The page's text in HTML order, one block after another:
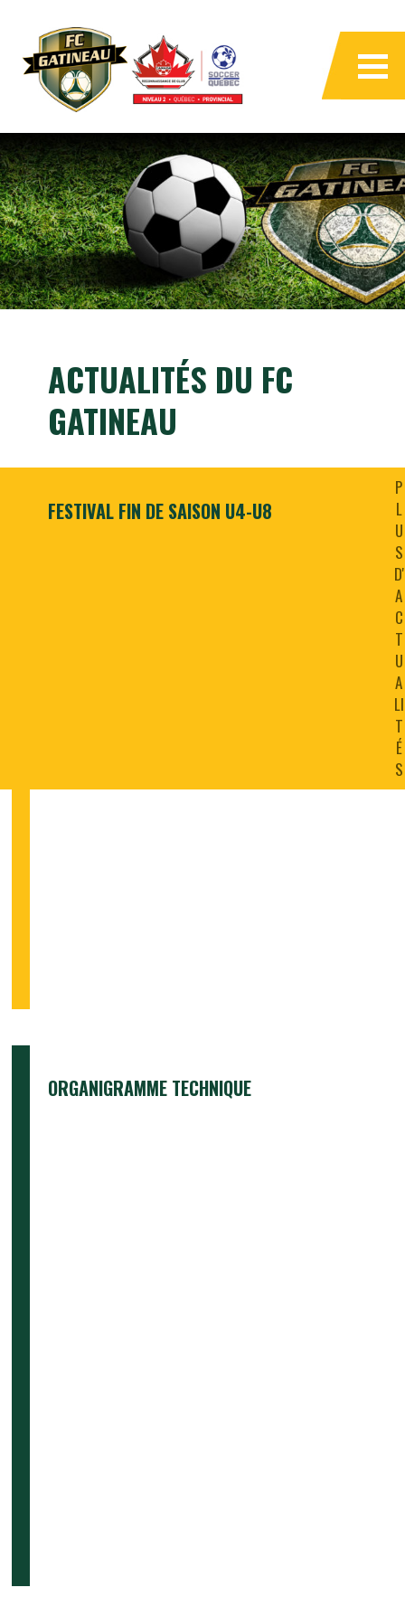
ACTUALITÉS DU FC
GATINEAU
FESTIVAL FIN DE SAISON U4-U8
ORGANIGRAMME TECHNIQUE
P
L
U
S
D'
A
C
T
U
A
LI
T
É
S